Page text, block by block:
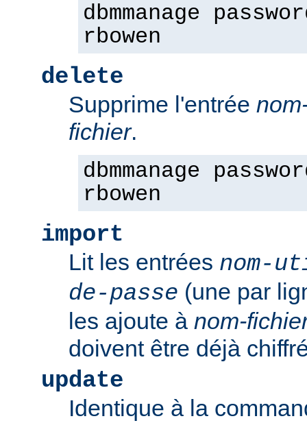
dbmmanage
rbowen
delete
Supprime l'entrée
fichier.
dbmmanage
rbowen
import
Lit les entrées nom-
de-passe (une par
les ajoute à nom-
doivent être déjà
update
Identique à la